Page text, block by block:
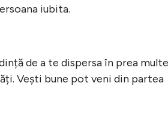
iubita.
de a te dispersa în prea multe
Vești bune pot veni din partea